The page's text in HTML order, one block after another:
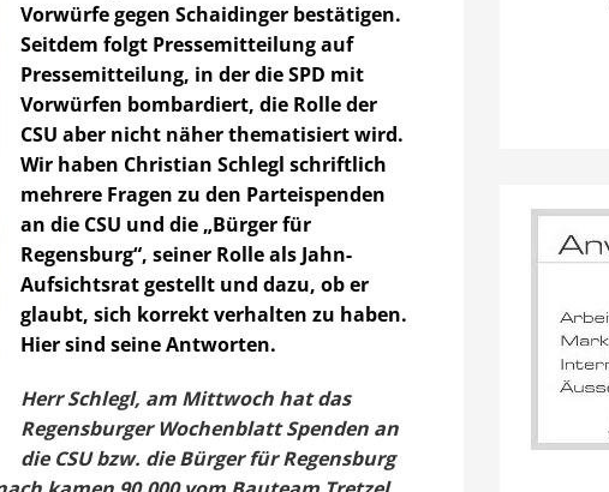
Vorwürfe gegen Schaidinger bestätigen.
Seitdem folgt Pressemitteilung auf
Pressemitteilung, in der die SPD mit
Vorwürfen bombardiert, die Rolle der
CSU aber nicht näher thematisiert wird.
Wir haben Christian Schlegl schriftlich
mehrere Fragen zu den Parteispenden
an die CSU und die „Bürger für
Regensburg“, seiner Rolle als Jahn-
Aufsichtsrat gestellt und dazu, ob er
glaubt, sich korrekt verhalten zu haben.
Hier sind seine Antworten.
Herr Schlegl, am Mittwoch hat das
Regensburger Wochenblatt Spenden an
die CSU bzw. die Bürger für Regensburg